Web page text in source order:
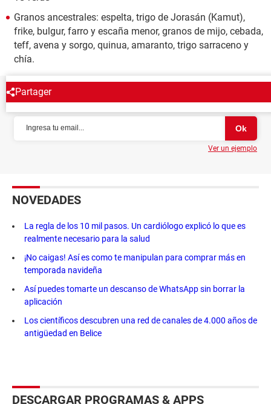
Granos ancestrales: espelta, trigo de Jorasán (Kamut),
frike, bulgur, farro y escaña menor, granos de mijo, cebada,
teff, avena y sorgo, quinua, amaranto, trigo sarraceno y
chía.
Partager
NEWSLETTER
Ver un ejemplo
NOVEDADES
La regla de los 10 mil pasos. Un cardiólogo explicó lo que es
realmente necesario para la salud
¡No caigas! Así es como te manipulan para comprar más en
temporada navideña
Así puedes tomarte un descanso de WhatsApp sin borrar la
aplicación
Los científicos descubren una red de canales de 4.000 años de
antigüedad en Belice
DESCARGAR PROGRAMAS & APPS